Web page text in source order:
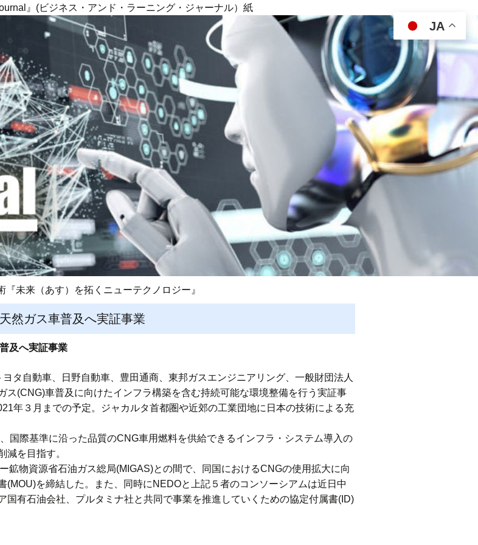
』(ビジネス・アンド・ラーニング・ジャーナル）紙
『未来（あす）を拓くニューテクノロジー』
然ガス車普及へ実証事業
及へ実証事業
タ自動車、日野自動車、豊田通商、東邦ガスエンジニアリング、一般財団法人
ス(CNG)車普及に向けたインフラ構築を含む持続可能な環境整備を行う実証事
年３月までの予定。ジャカルタ首都圏や近郊の工業団地に日本の技術による充
国際基準に沿った品質のCNG車用燃料を供給できるインフラ・システム導入の
減を目指す。
鉱物資源省石油ガス総局(MIGAS)との間で、同国におけるCNGの使用拡大に向
(MOU)を締結した。また、同時にNEDOと上記５者のコンソーシアムは近日中
国有石油会社、プルタミナ社と共同で事業を推進していくための協定付属書(ID)
JA